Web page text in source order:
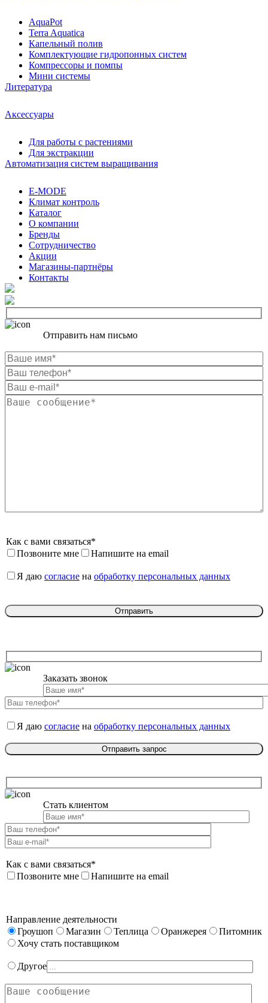
AquaPot
Terra Aquatica
Капельный полив
Комплектующие гидропонных систем
Компрессоры и помпы
Мини системы
Литература
Аксессуары
Для работы с растениями
Для экстракции
Автоматизация систем выращивания
E-MODE
Климат контроль
Каталог
О компании
Бренды
Сотрудничество
Акции
Магазины-партнёры
Контакты
Отправить нам письмо
Как с вами связаться*
Позвоните мне
Напишите на email
Я даю согласие на обработку персональных данных
Заказать звонок
Я даю согласие на обработку персональных данных
Стать клиентом
Как с вами связаться*
Позвоните мне
Напишите на email
Направление деятельности
Гроушоп
Магазин Теплица Оранжерея
Питомник
Хочу стать поставщиком
Другое